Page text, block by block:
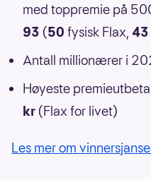
med toppremie på
93 (50 fysisk Flax, 43
Antall millionærer i
Høyeste
kr (Flax for livet)
Les mer om